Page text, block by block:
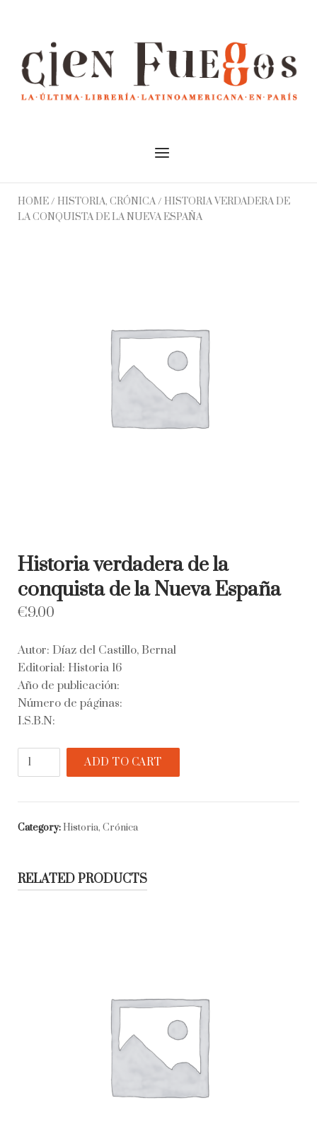
Menu
HOME/ HISTORIA, CRÓNICA/ HISTORIA VERDADERA DE
LA CONQUISTA DE LA NUEVA ESPAÑA
Historia verdadera de la
conquista de la Nueva España
€9.00
Autor: Díaz del Castillo, Bernal
Editorial: Historia 16
Año de publicación:
Número de páginas:
I.S.B.N:
Historia
la
conquista
España
ADD TO CART
Category:Historia, Crónica
RELATED PRODUCTS